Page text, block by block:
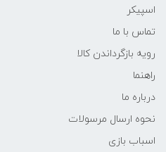
اسپیکر
تماس با ما
رویه بازگرداندن کالا
راهنما
درباره ما
نحوه ارسال مرسولات
اسباب بازی